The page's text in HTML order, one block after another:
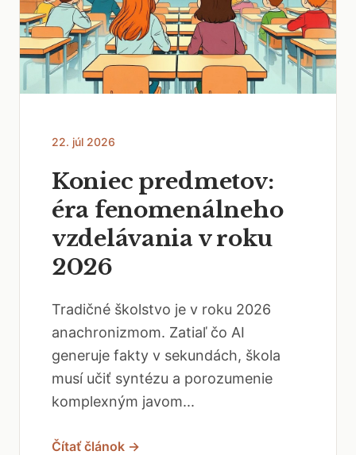
22. júl 2026
Koniec predmetov:
éra fenomenálneho
vzdelávania v roku
2026
Tradičné školstvo je v roku 2026
anachronizmom. Zatiaľ čo AI
generuje fakty v sekundách, škola
musí učiť syntézu a porozumenie
komplexným javom...
Čítať článok →